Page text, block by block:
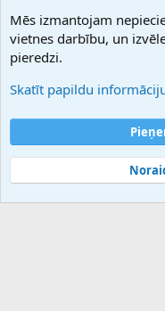
Hostmaria
Atbalsts
Palīdzība
Noteikumi un nosacījumi
Privātuma politika
Community platform by
Mēs izmantojam
vietnes darbību, un
pieredzi.
Skatīt papildu